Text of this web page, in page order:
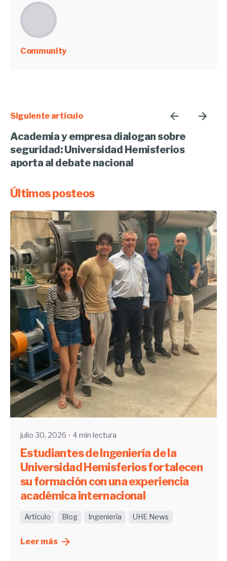
Community
Siguiente artículo
Academia y empresa dialogan sobre
seguridad: Universidad Hemisferios
aporta al debate nacional
Últimos posteos
Enviado por
UHE
julio 30, 2026 4 min lectura
Estudiantes de Ingeniería de la
Universidad Hemisferios fortalecen
su formación con una experiencia
académica internacional
Artículo Blog Ingeniería UHE News
Leer más